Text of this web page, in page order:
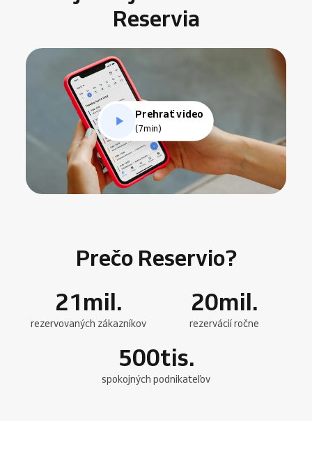
Reservia
Prehrať video
(7min)
Prečo Reservio?
21mil.
rezervovaných zákazníkov
20mil.
rezervácií ročne
500tis.
spokojných podnikateľov